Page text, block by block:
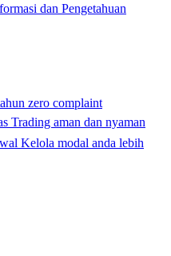
dan Pengetahuan
zero complaint
Trading aman dan nyaman
Kelola modal anda lebih